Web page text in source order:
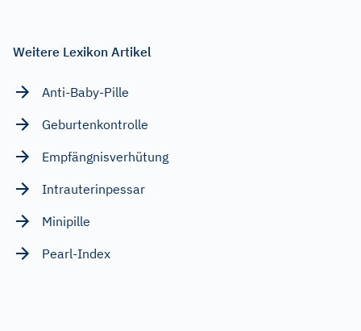
Weitere Lexikon Artikel
Anti-Baby-Pille
Geburtenkontrolle
Empfängnisverhütung
Intrauterinpessar
Minipille
Pearl-Index